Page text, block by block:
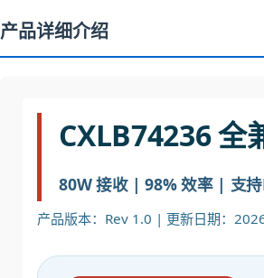
产品详细介绍
CXLB74236 全
80W 接收 | 98% 效率 | 支
产品版本：Rev 1.0 | 更新日期：